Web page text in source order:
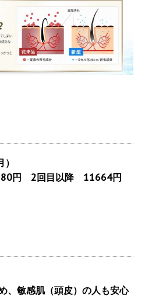
円 2回目以降 11664円
、敏感肌（頭皮）の人も安心